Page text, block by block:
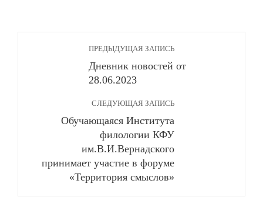
ПРЕДЫДУЩАЯ ЗАПИСЬ
Дневник новостей от
28.06.2023
СЛЕДУЮЩАЯ ЗАПИСЬ
Обучающаяся Института
филологии КФУ
им.В.И.Вернадского
принимает участие в форуме
«Территория смыслов»